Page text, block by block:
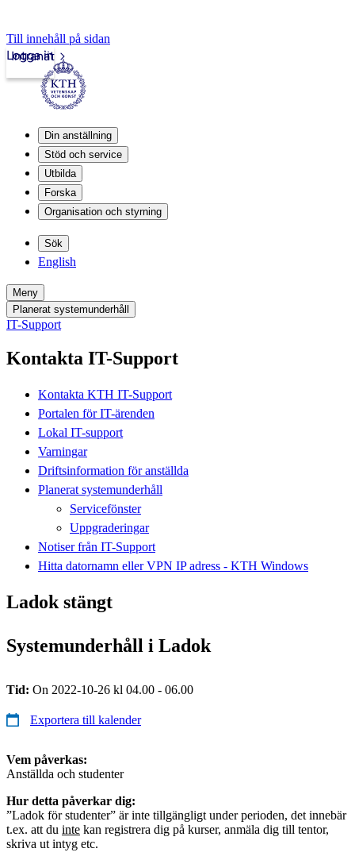
Till innehåll på sidan
Intranät
Logga in
Din anställning
Stöd och service
Utbilda
Forska
Organisation och styrning
Sök
English
Meny
Planerat systemunderhåll
IT-Support
Kontakta IT-Support
Kontakta KTH IT-Support
Portalen för IT-ärenden
Lokal IT-support
Varningar
Driftsinformation för anställda
Planerat systemunderhåll
Servicefönster
Uppgraderingar
Notiser från IT-Support
Hitta datornamn eller VPN IP adress - KTH Windows
Ladok stängt
Systemunderhåll i Ladok
Tid: On 2022-10-26 kl 04.00 - 06.00
Exportera till kalender
Vem påverkas:
Anställda och studenter
Hur detta påverkar dig:
”Ladok för studenter” är inte tillgängligt under perioden, det innebär
t.ex. att du inte kan registrera dig på kurser, anmäla dig till tentor,
skriva ut intyg etc.